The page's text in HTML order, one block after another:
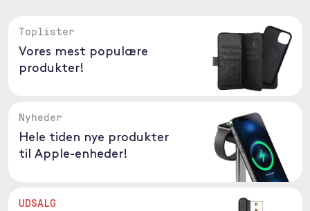
Toplister
Vores mest populære
produkter!
Nyheder
Hele tiden nye produkter
til Apple-enheder!
UDSALG